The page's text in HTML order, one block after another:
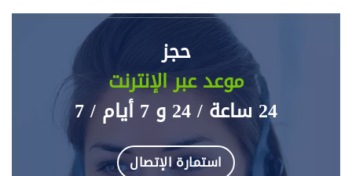
حجز
موعد عبر الإنترنت
24 ساعة / 24 و 7 أيام / 7
استمارة الإتصال